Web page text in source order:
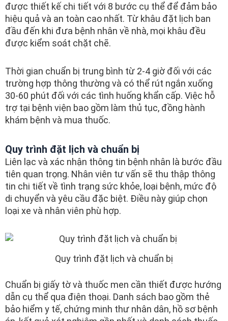
được thiết kế chi tiết với 8 bước cụ thể để đảm bảo
hiệu quả và an toàn cao nhất. Từ khâu đặt lịch ban
đầu đến khi đưa bệnh nhân về nhà, mọi khâu đều
được kiểm soát chặt chẽ.
Thời gian chuẩn bị trung bình từ 2-4 giờ đối với các
trường hợp thông thường và có thể rút ngắn xuống
30-60 phút đối với các tình huống khẩn cấp. Việc hỗ
trợ tại bệnh viện bao gồm làm thủ tục, đồng hành
khám bệnh và mua thuốc.
Quy trình đặt lịch và chuẩn bị
Liên lạc và xác nhận thông tin bệnh nhân là bước đầu
tiên quan trọng. Nhân viên tư vấn sẽ thu thập thông
tin chi tiết về tình trạng sức khỏe, loại bệnh, mức độ
di chuyển và yêu cầu đặc biệt. Điều này giúp chọn
loại xe và nhân viên phù hợp.
Quy trình đặt lịch và chuẩn bị
Chuẩn bị giấy tờ và thuốc men cần thiết được hướng
dẫn cụ thể qua điện thoại. Danh sách bao gồm thẻ
bảo hiểm y tế, chứng minh thư nhân dân, hồ sơ bệnh